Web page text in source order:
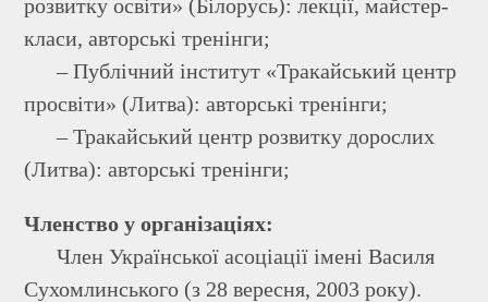
розвитку освіти» (Білорусь): лекції, майстер-
класи, авторські тренінги;
– Публічний інститут «Тракайський центр
просвіти» (Литва): авторські тренінги;
– Тракайський центр розвитку дорослих
(Литва): авторські тренінги;
Членство у організаціях:
Член Української асоціації імені Василя
Сухомлинського (з 28 вересня, 2003 року).